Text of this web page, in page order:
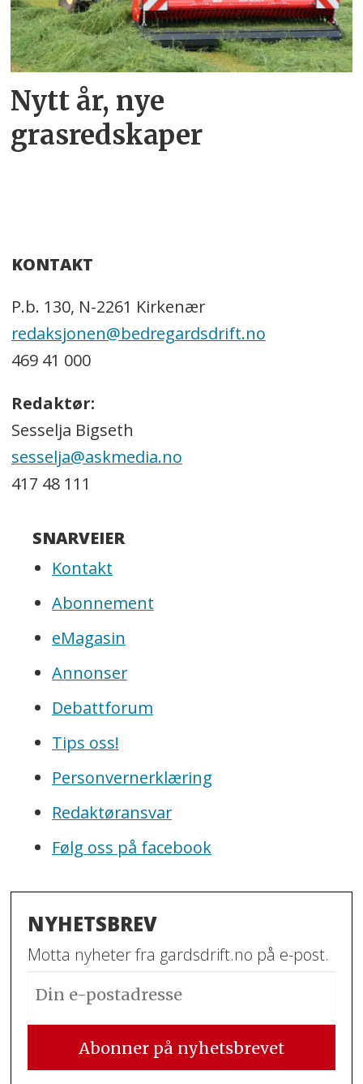
Nytt år, nye
grasredskaper
KONTAKT
P.b. 130, N-2261 Kirkenær
redaksjonen@bedregardsdrift.no
469 41 000
Redaktør:
Sesselja Bigseth
sesselja@askmedia.no
417 48 111
SNARVEIER
Kontakt
Abonnement
eMagasin
Annonser
Debattforum
Tips oss!
Personvernerklæring
Redaktøransvar
Følg oss på facebook
NYHETSBREV
Motta nyheter fra gardsdrift.no på e-post.